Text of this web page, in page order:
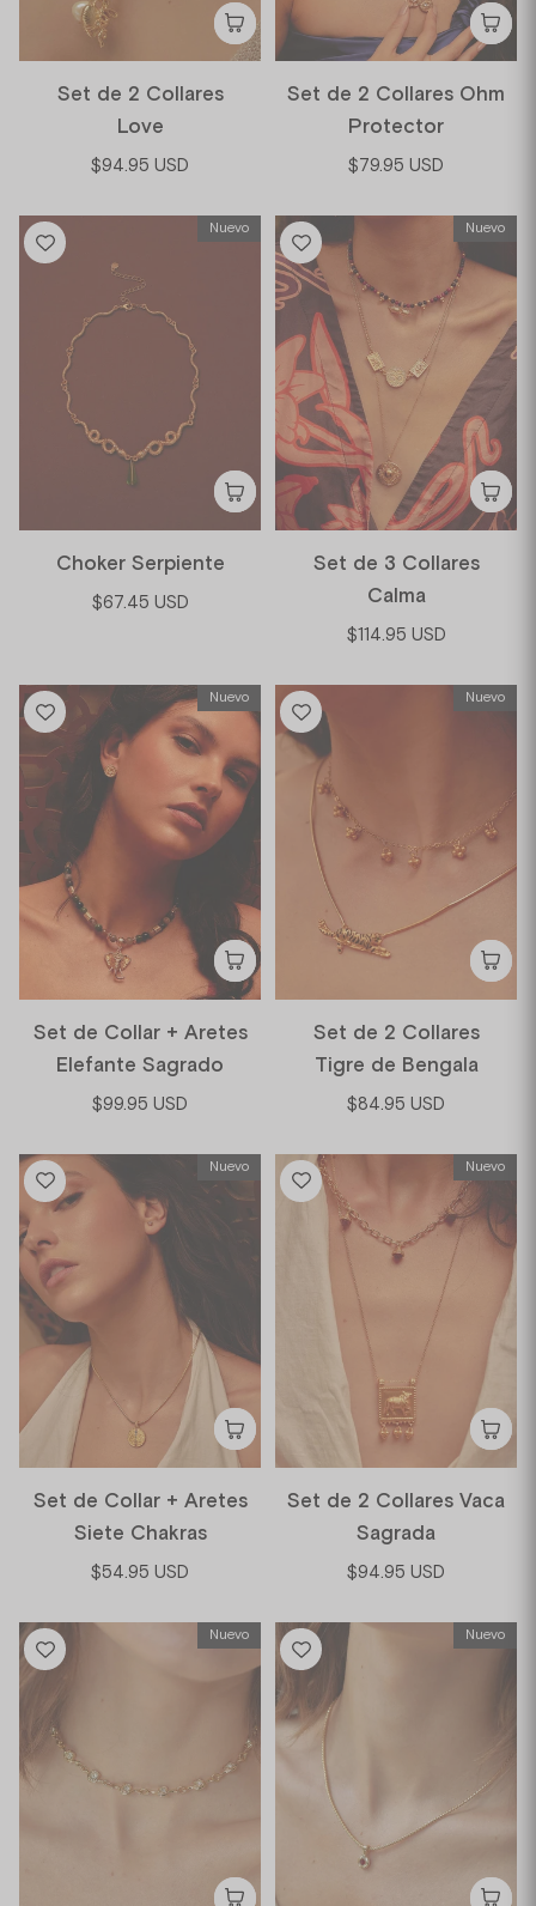
Set de 2 Collares
Love
$94.95 USD
Set de 2 Collares Ohm
Protector
$79.95 USD
Nuevo
Choker Serpiente
$67.45 USD
Nuevo
Set de 3 Collares
Calma
$114.95 USD
Nuevo
Set de Collar + Aretes
Elefante Sagrado
$99.95 USD
Nuevo
Set de 2 Collares
Tigre de Bengala
$84.95 USD
Nuevo
Set de Collar + Aretes
Siete Chakras
$54.95 USD
Nuevo
Set de 2 Collares Vaca
Sagrada
$94.95 USD
Nuevo Nuevo